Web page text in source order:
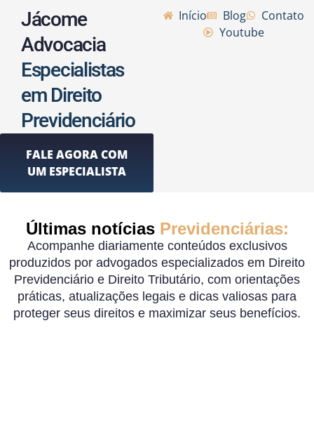
Jácome
Advocacia
Especialistas
em Direito
Previdenciário
FALE AGORA COM
UM ESPECIALISTA
Início Blog
Contato
Youtube
Últimas notícias Previdenciárias:
Acompanhe diariamente conteúdos exclusivos
produzidos por advogados especializados em Direito
Previdenciário e Direito Tributário, com orientações
práticas, atualizações legais e dicas valiosas para
proteger seus direitos e maximizar seus benefícios.